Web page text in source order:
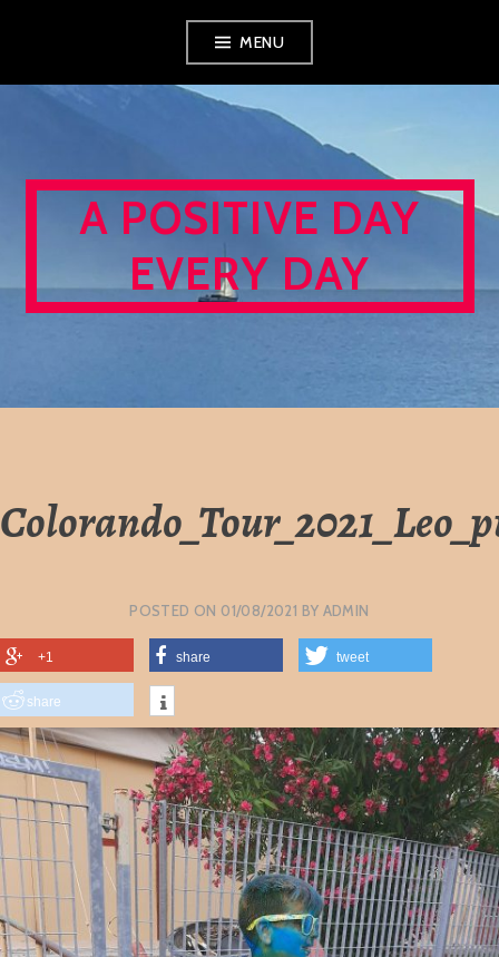
content
MENU
A POSITIVE DAY
EVERY DAY
POSTED ON 01/08/2021 BY ADMIN
+1 share tweet
share